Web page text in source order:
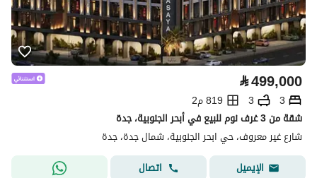
⃁499,000
3
3
819 م2
شقة من 3 غرف نوم للبيع في أبحر الجنوبية، جدة
شارع غير معروف، حي ابحر الجنوبية، شمال جدة، جدة
الإيميل
اتصال